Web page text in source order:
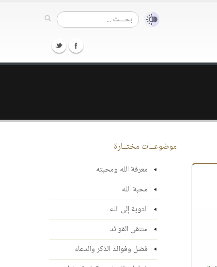
موضوعــات مختــارة
معرفة الله ومحبته
محبة الله
التوبة إلى الله
منتقى الفوائد
فضل وفوائد الذكر والدعاء